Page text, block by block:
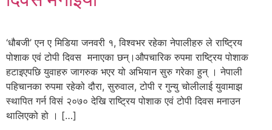
‘धौबजी’ एन ए मिडिया जनवरी १, विश्वभर रहेका नेपालीहरु ले राष्ट्रिय
पोशाक एवं टोपी दिवस मनाएका छन्।औपचारिक रुपमा राष्ट्रिय पोशाक
हटाइएपछि युवाहरु जागरुक भएर यो अभियान सुरु गरेका हुन् । नेपाली
पहिचानका रुपमा रहेको दौरा, सुरुवाल, टोपी र गुन्यु चोलीलाई युवामाझ
स्थापित गर्न विसं २०७० देखि राष्ट्रिय पोशाक एवं टोपी दिवस मनाउन
थालिएको हो । […]